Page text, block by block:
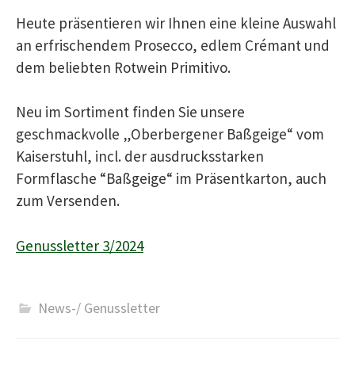
Heute präsentieren wir Ihnen eine kleine Auswahl
an erfrischendem Prosecco, edlem Crémant und
dem beliebten Rotwein Primitivo.
Neu im Sortiment finden Sie unsere
geschmackvolle „Oberbergener Baßgeige“ vom
Kaiserstuhl, incl. der ausdrucksstarken
Formflasche “Baßgeige“ im Präsentkarton, auch
zum Versenden.
Genussletter 3/2024
News-/ Genussletter